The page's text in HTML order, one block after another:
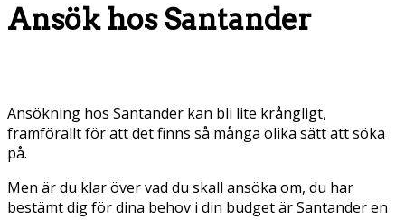
Ansök hos Santander
Ansökning hos Santander kan bli lite krångligt,
framförallt för att det finns så många olika sätt att söka
på.
Men är du klar över vad du skall ansöka om, du har
bestämt dig för dina behov i din budget är Santander en